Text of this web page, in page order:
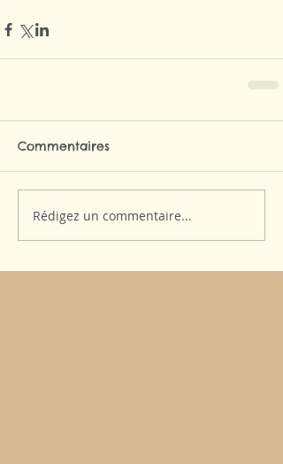
Commentaires
Rédigez un commentaire...